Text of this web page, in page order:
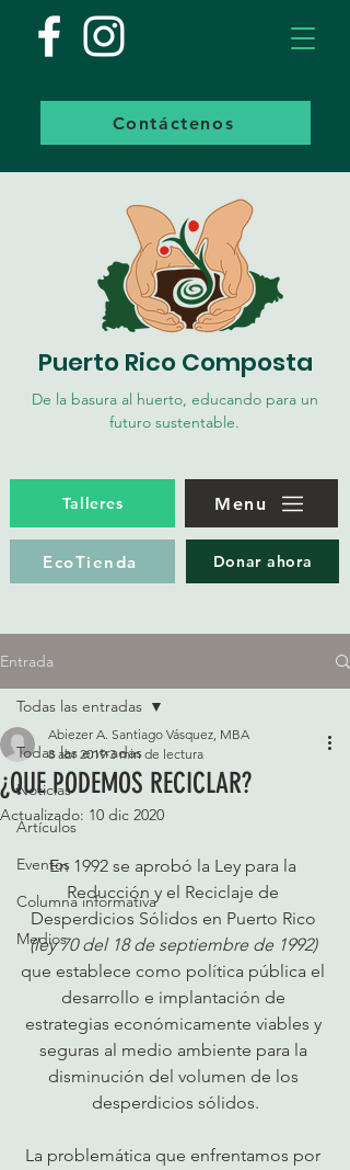
Puerto Rico Composta
De la basura al huerto, educando para un
futuro sustentable.
Talleres Menu
EcoTienda Donar ahora
Contáctenos
Entrada
Todas las entradas
Noticias
Artículos
Eventos
Columna informativa
Medios
Todas las entradas
¿QUE PODEMOS RECICLAR?
Abiezer A. Santiago Vásquez, MBA
8 abr 2019 3 min de lectura
Actualizado: 10 dic 2020
En 1992 se aprobó la Ley para la
Reducción y el Reciclaje de
Desperdicios Sólidos en Puerto Rico
(ley 70 del 18 de septiembre de 1992)
que establece como política pública el
desarrollo e implantación de
estrategias económicamente viables y
seguras al medio ambiente para la
disminución del volumen de los
desperdicios sólidos.
La problemática que enfrentamos por